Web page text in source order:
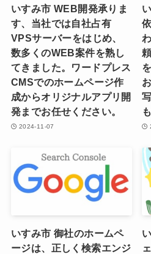
いすみ市 WEB開発承りま
す、当社では自社占有
VPSサーバーをはじめ、
数多くのWEB案件を熟し
てきました。ワードプレス
CMSでのホームページ作
成からオリジナルアプリ開
発までお任せください。
2024-11-07
いすみ市 御社のホームペ
ージは、正しく検索エンジ